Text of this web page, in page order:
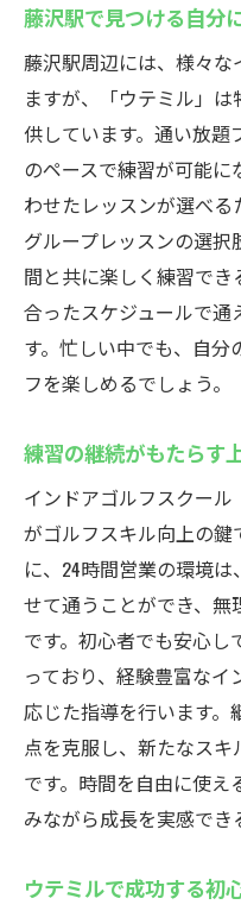
藤沢駅で見つける自分
藤沢駅周辺には、様々な
ますが、「ウテミル」
供しています。通い放題
のペースで練習が可能に
わせたレッスンが選べ
グループレッスンの選択
間と共に楽しく練習でき
合ったスケジュールで
す。忙しい中でも、自
フを楽しめるでしょう。
練習の継続がもたらす
インドアゴルフスクー
がゴルフスキル向上の
に、24時間営業の環境
せて通うことができ、
です。初心者でも安心
っており、経験豊富な
応じた指導を行います。
点を克服し、新たなス
です。時間を自由に使え
みながら成長を実感でき
ウテミルで成功する初